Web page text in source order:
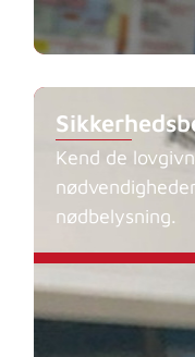
Kend de
nødbelysning.